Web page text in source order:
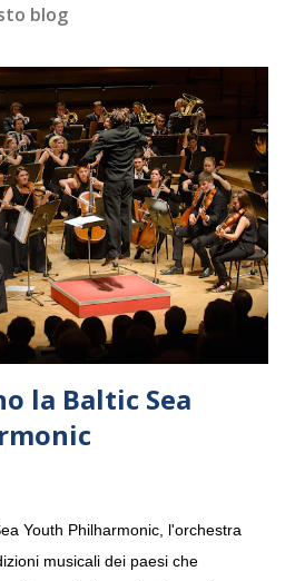
blog
la Baltic Sea
Youth Philharmonic, l'orchestra
musicali dei paesi che